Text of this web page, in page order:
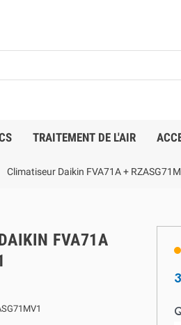
TRAITEMENT DE L'AIR
Climatiseur Daikin FVA71A +
FVA71A